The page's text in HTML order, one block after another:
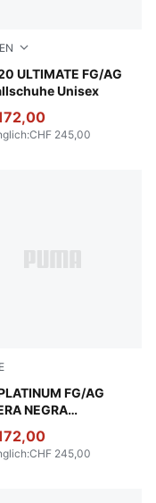
ULTIMATE FG/AG
Unisex
Black-PUMA White-
:CHF 245,00
FG/AG
NEGRA
Black-PUMA Black-
:CHF 245,00